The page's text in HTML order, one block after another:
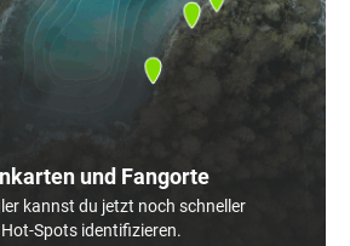
und Fangorte
kannst du jetzt noch schneller
Spots identifizieren.